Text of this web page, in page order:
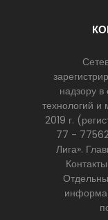
надзору
технологий и
2019 г.
77 -
Лига».